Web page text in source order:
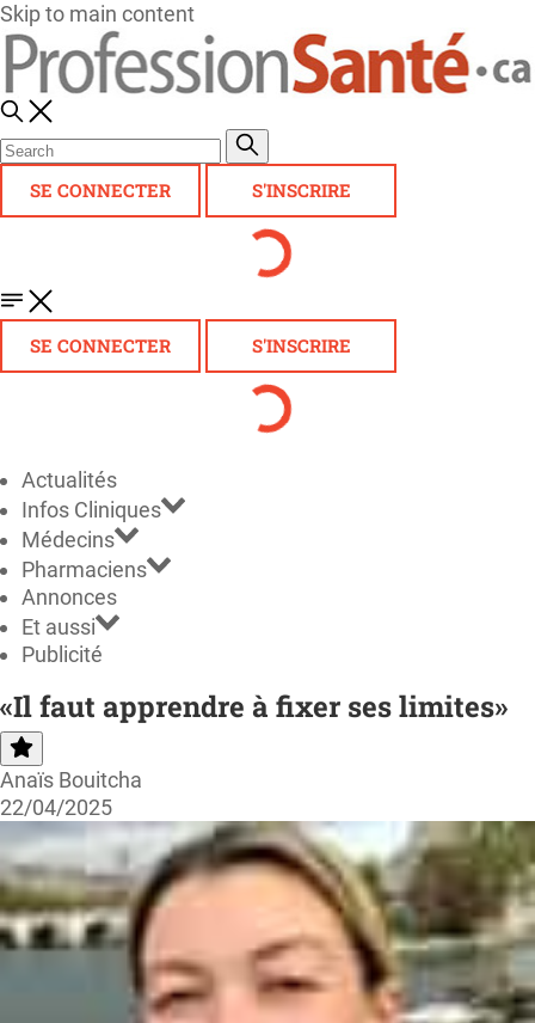
Skip to main content
SE CONNECTER S'INSCRIRE
SE CONNECTER S'INSCRIRE
Actualités
Infos Cliniques
Médecins
Pharmaciens
Annonces
Et aussi
Publicité
«Il faut apprendre à fixer ses limites»
Anaïs Bouitcha
22/04/2025